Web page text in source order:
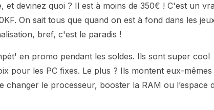
devinez quoi ? Il est à moins de 350€ ! C'est un
On sait tous que quand on est à fond dans les
bref, c'est le paradis !
en promo pendant les soldes. Ils sont super cool
pour les PC fixes. Le plus ? Ils montent eux-mêmes
le processeur, booster la RAM ou l’espace